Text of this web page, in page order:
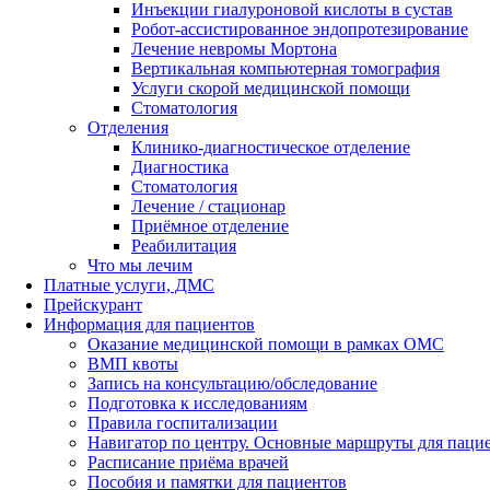
Инъекции гиалуроновой кислоты в сустав
Робот-ассистированное эндопротезирование
Лечение невромы Мортона
Вертикальная компьютерная томография
Услуги скорой медицинской помощи
Стоматология
Отделения
Клинико-диагностическое отделение
Диагностика
Стоматология
Лечение / стационар
Приёмное отделение
Реабилитация
Что мы лечим
Платные услуги, ДМС
Прейскурант
Информация для пациентов
Оказание медицинской помощи в рамках ОМС
ВМП квоты
Запись на консультацию/обследование
Подготовка к исследованиям
Правила госпитализации
Навигатор по центру. Основные маршруты для
Расписание приёма врачей
Пособия и памятки для пациентов